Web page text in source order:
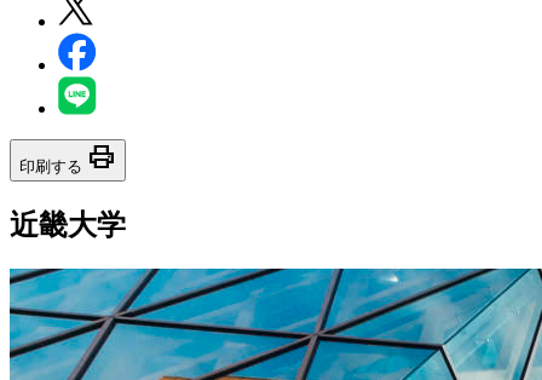
印刷する print
近畿大学